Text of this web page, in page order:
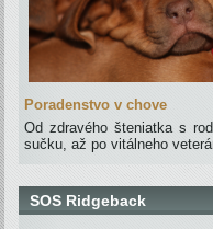
Poradenstvo v chove
Od zdravého šteniatka s
sučku, až po vitálneho
SOS Ridgeback